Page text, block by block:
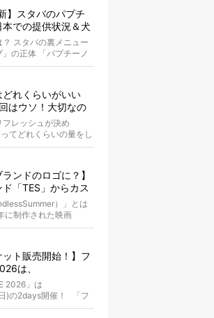
】スタバのパプチ
での提供状況＆犬
覧も紹介！
スタバの裏メニュー
」の正体 「パプチーノ
」とは、紙コッ...
どれくらいがいい
はウソ！大切なの
リフレッシュ」〜
る疑問FAQつき〜
レッシュが決め
どれくらいの量をし
いませんか？ よ...
ランドのロゴに？】
「TES」からカス
が誕生！
）」とは
に制作された映画
ット販売開始！】フ
は、
日)開催！フレブル
プ・前夜祭・バス
場!?
2026」は
)の2days開催！ 「フ